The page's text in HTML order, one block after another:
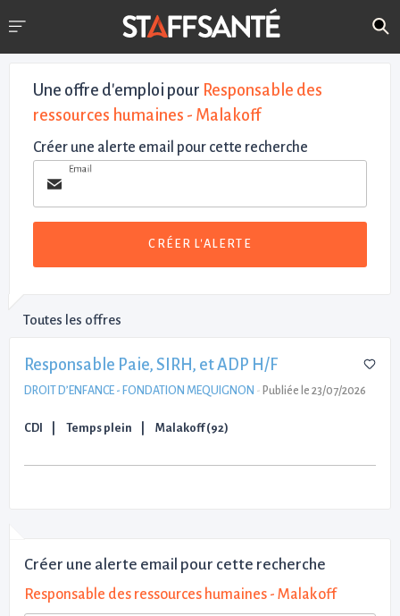
Une offre d'emploi pour Responsable des
ressources humaines - Malakoff
Créer une alerte email pour cette recherche
Email
CRÉER L'ALERTE
Toutes les offres
Responsable Paie, SIRH, et ADP H/F
DROIT D’ENFANCE - FONDATION MEQUIGNON - Publiée le 23/07/2026
CDI Temps plein Malakoff (92)
Créer une alerte email pour cette recherche
Responsable des ressources humaines - Malakoff